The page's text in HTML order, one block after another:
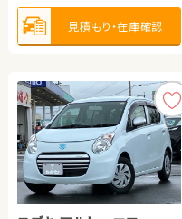
見積もり・在庫確認
見積もり・在庫確認
見積もり・在庫確認